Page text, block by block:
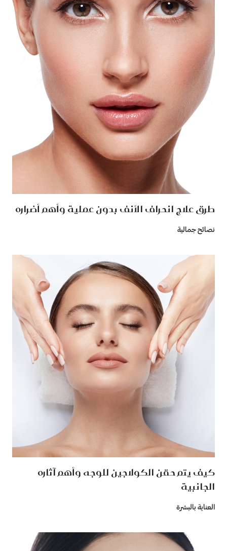
طرق علاج انحراف الأنف بدون عملية وأهم أضراره
نصائح جمالية
كيف يتم حقن الكولاجين للوجه وأهم آثاره
الجانبية
العناية بالبشرة